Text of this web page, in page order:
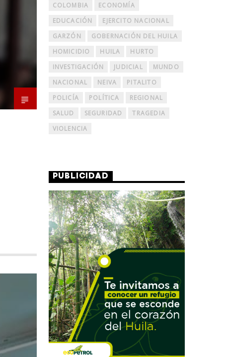
COLOMBIA
ECONOMÍA
EDUCACIÓN
EJERCITO NACIONAL
GARZÓN
GOBERNACIÓN DEL HUILA
HOMICIDIO
HUILA
HURTO
INVESTIGACIÓN
JUDICIAL
MUNDO
NACIONAL
NEIVA
PITALITO
POLICÍA
POLÍTICA
REGIONAL
SALUD
SEGURIDAD
TRAGEDIA
VIOLENCIA
PUBLICIDAD